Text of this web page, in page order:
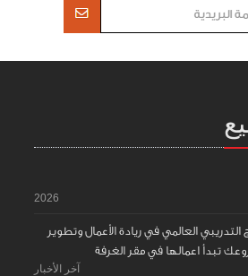
2026
التدريبي العالمي في ريادة الأعمال وتطوير
تبدأ اعمالها في مقر الغرفة
آخر الأخبار